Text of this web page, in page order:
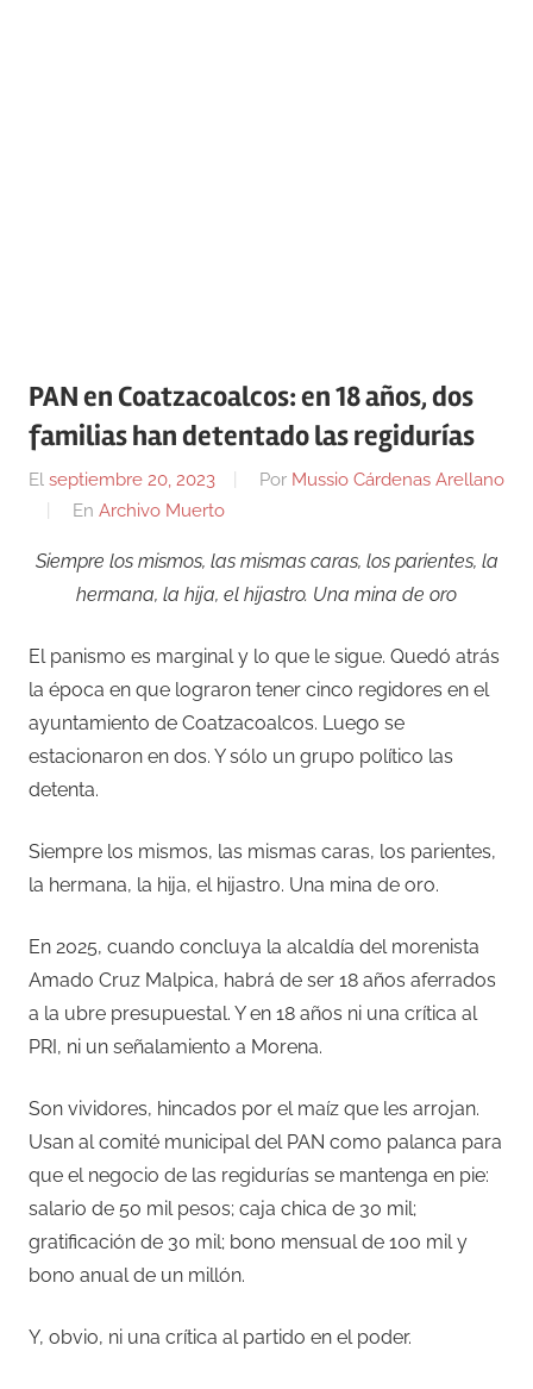
PAN en Coatzacoalcos: en 18 años, dos
familias han detentado las regidurías
El septiembre 20, 2023 Por Mussio Cárdenas Arellano
En Archivo Muerto
Siempre los mismos, las mismas caras, los parientes, la
hermana, la hija, el hijastro. Una mina de oro
El panismo es marginal y lo que le sigue. Quedó atrás
la época en que lograron tener cinco regidores en el
ayuntamiento de Coatzacoalcos. Luego se
estacionaron en dos. Y sólo un grupo político las
detenta.
Siempre los mismos, las mismas caras, los parientes,
la hermana, la hija, el hijastro. Una mina de oro.
En 2025, cuando concluya la alcaldía del morenista
Amado Cruz Malpica, habrá de ser 18 años aferrados
a la ubre presupuestal. Y en 18 años ni una crítica al
PRI, ni un señalamiento a Morena.
Son vividores, hincados por el maíz que les arrojan.
Usan al comité municipal del PAN como palanca para
que el negocio de las regidurías se mantenga en pie:
salario de 50 mil pesos; caja chica de 30 mil;
gratificación de 30 mil; bono mensual de 100 mil y
bono anual de un millón.
Y, obvio, ni una crítica al partido en el poder.